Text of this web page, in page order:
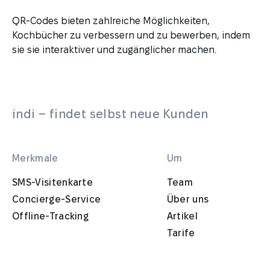
QR-Codes bieten zahlreiche Möglichkeiten,
Kochbücher zu verbessern und zu bewerben, indem
sie sie interaktiver und zugänglicher machen.
indi – findet selbst neue Kunden
Merkmale
SMS-Visitenkarte
Concierge-Service
Offline-Tracking
Um
Team
Über uns
Artikel
Tarife